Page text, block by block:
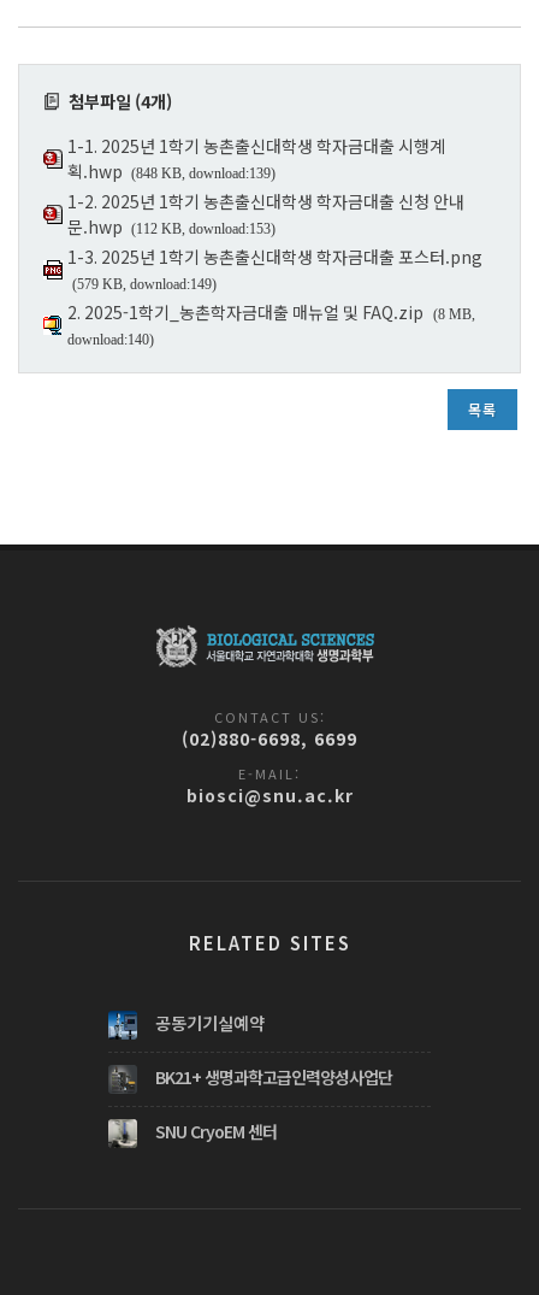
첨부파일 (4개)
1-1. 2025년 1학기 농촌출신대학생 학자금대출 시행계
획.hwp (848 KB, download:139)
1-2. 2025년 1학기 농촌출신대학생 학자금대출 신청 안내
문.hwp (112 KB, download:153)
1-3. 2025년 1학기 농촌출신대학생 학자금대출 포스터.png
(579 KB, download:149)
2. 2025-1학기_농촌학자금대출 매뉴얼 및 FAQ.zip
(8 MB,
download:140)
목록
CONTACT US:
(02)880-6698, 6699
E-MAIL:
biosci@snu.ac.kr
RELATED SITES
공동기기실예약
BK21+ 생명과학고급인력양성사업단
SNU CryoEM 센터